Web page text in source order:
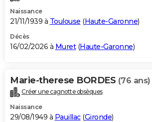
Naissance
21/11/1939 à Toulouse (Haute-Garonne)
Décès
16/02/2026 à Muret(Haute-Garonne)
Marie-therese BORDES (76 ans)
Créer une cagnotte obsèques
Naissance
29/08/1949 à Pauillac(Gironde)